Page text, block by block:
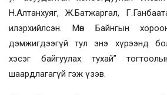
Н.Алтанхуяг, Ж.Батжаргал,
илэрхийлсэн. Мөн Байнгын
дэмжигдээгүй тул энэ хүрээнд
хэсэг байгуулах тухай”
шаардлагагүй гэж үзэв.